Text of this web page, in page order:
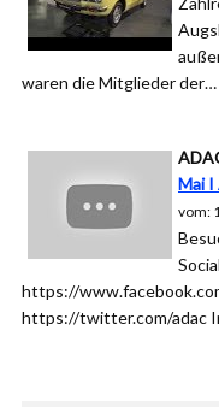
waren die Mitglieder der…
Mai I
vom:
https://
https://twitter.com/adac